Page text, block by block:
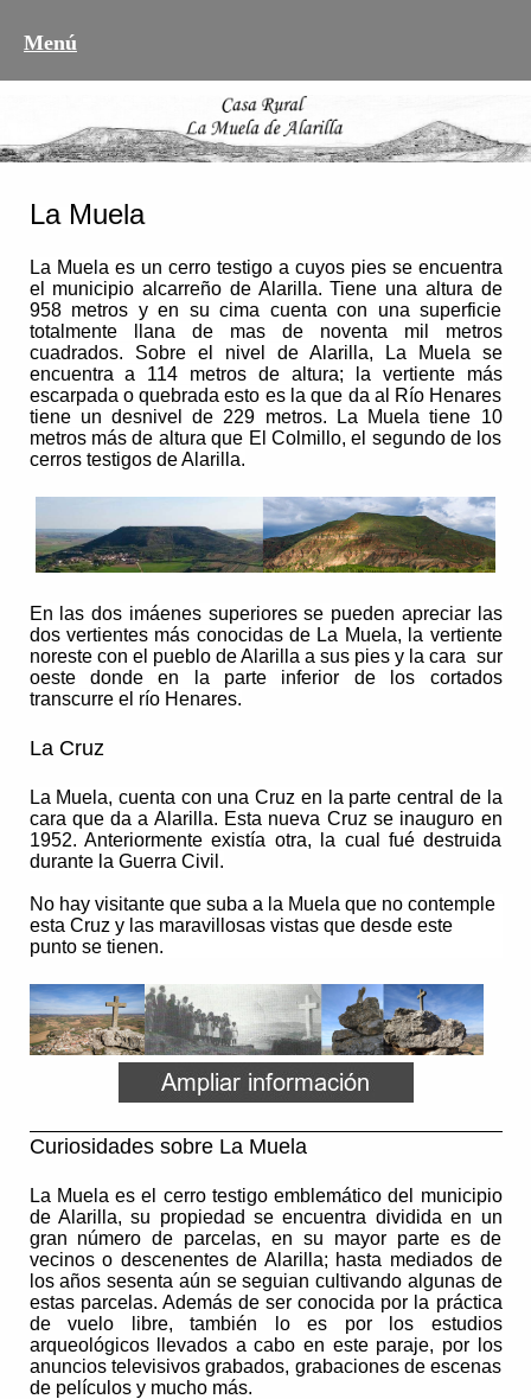
Menú
La Muela
La Muela es un cerro testigo a cuyos pies se encuentra
el municipio alcarreño de Alarilla. Tiene una altura de
958 metros y en su cima cuenta con una superficie
totalmente llana de mas de noventa mil metros
cuadrados. Sobre el nivel de Alarilla, La Muela se
encuentra a 114 metros de altura; la vertiente más
escarpada o quebrada esto es la que da al Río Henares
tiene un desnivel de 229 metros. La Muela tiene 10
metros más de altura que El Colmillo, el segundo de los
cerros testigos de Alarilla.
En las dos imáenes superiores se pueden apreciar las
dos vertientes más conocidas de La Muela, la vertiente
noreste con el pueblo de Alarilla a sus pies y la cara sur
oeste donde en la parte inferior de los cortados
transcurre el río Henares.
La Cruz
La Muela, cuenta con una Cruz en la parte central de la
cara que da a Alarilla. Esta nueva Cruz se inauguro en
1952. Anteriormente existía otra, la cual fué destruida
durante la Guerra Civil.
No hay visitante que suba a la Muela que no contemple
esta Cruz y las maravillosas vistas que desde este
punto se tienen.
Curiosidades sobre La Muela
La Muela es el cerro testigo emblemático del municipio
de Alarilla, su propiedad se encuentra dividida en un
gran número de parcelas, en su mayor parte es de
vecinos o descenentes de Alarilla; hasta mediados de
los años sesenta aún se seguian cultivando algunas de
estas parcelas. Además de ser conocida por la práctica
de vuelo libre, también lo es por los estudios
arqueológicos llevados a cabo en este paraje, por los
anuncios televisivos grabados, grabaciones de escenas
de películos y mucho más.